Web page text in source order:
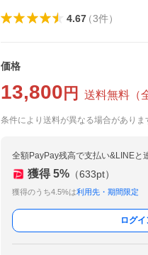
4.67（3件）
価格
13,800 円 送料無料 （
条件により送料が異なる場合がありま
全額PayPay残高で支払い&LINEと
獲得 5% （633pt）
獲得のうち4.5%は利用先・期間限定
ログ